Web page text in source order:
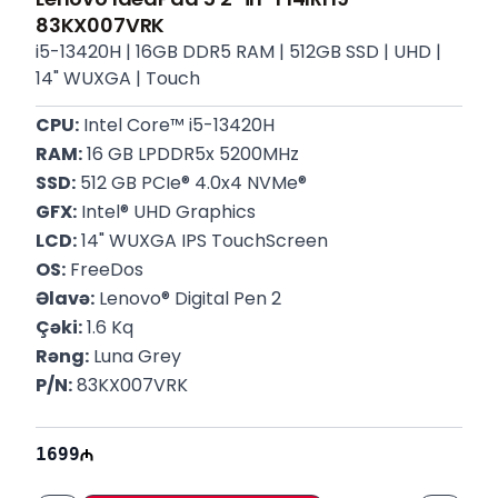
83KX007VRK
i5-13420H | 16GB DDR5 RAM | 512GB SSD | UHD |
14" WUXGA | Touch
CPU: Intel Core™ i5-13420H
RAM: 16 GB LPDDR5x 5200MHz
SSD: 512 GB PCIe® 4.0x4 NVMe®
GFX: Intel® UHD Graphics
LCD: 14" WUXGA IPS TouchScreen
OS: FreeDos
Əlavə: Lenovo® Digital Pen 2
Çəki: 1.6 Kq
Rəng: Luna Grey
P/N: 83KX007VRK
1699